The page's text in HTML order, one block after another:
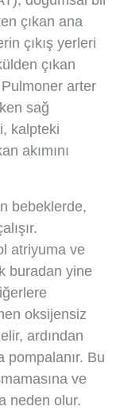
çıkan ana
çıkış yerleri
çıkan
Pulmoner arter
sağ
kalpteki
akımını
bebeklerde,
atriyuma ve
buradan yine
oksijensiz
ardından
Bu
ve
neden olur.